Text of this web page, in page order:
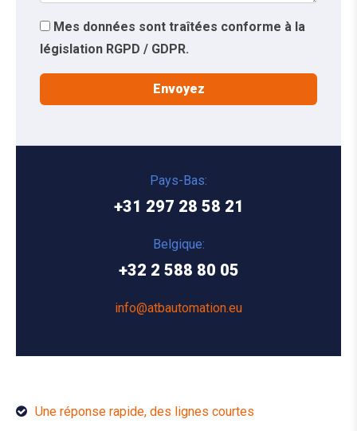
Mes données sont traîtées conforme à la
législation RGPD / GDPR.
Pays-Bas:
+31 297 28 58 21
Belgique:
+32 2 588 80 05
info@atbautomation.eu
Une réponse rapide, des lignes courtes